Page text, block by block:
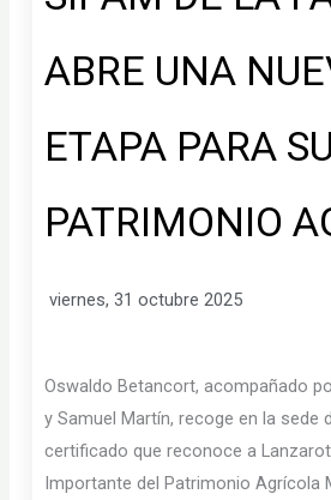
ABRE UNA
ETAPA PARA SU
PATRIMONIO
viernes, 31 octubre 2025
Oswaldo Betancort, acompañado
y Samuel Martín, recoge en la sede
certificado que reconoce a
Importante del Patrimonio Agrícola